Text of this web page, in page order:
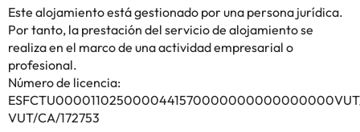
En este alojamiento no se pueden celebrar despedidas de soltero
o soltera ni fiestas similares. Informa a con antelación de tu hora
prevista de llegada. Para ello, puedes utilizar el apartado de
peticiones especiales al hacer la reserva o ponerte en contacto
directamente con el alojamiento. Los datos de contacto
aparecen en la confirmación de la reserva. Es necesario realizar
el pago antes de la llegada a través de transferencia bancaria.
El alojamiento se pondrá en contacto contigo después de
Este alojamiento está gestionado por una persona jurídica.
Por tanto, la prestación del servicio de alojamiento se
realiza en el marco de una actividad empresarial o
profesional.
Número de licencia:
VUT/CA/172753